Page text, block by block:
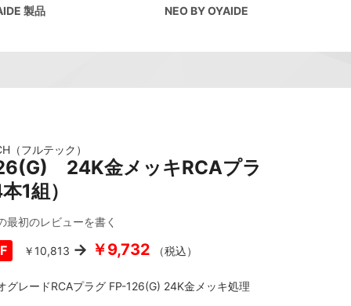
製品 NEO BY OYAIDE
（フルテック）
24K金メッキRCAプラ
1組）
最初のレビューを書く
￥10,813 ￥9,732 （税込）
グレードRCAプラグ FP-126(G) 24K金メッキ処理